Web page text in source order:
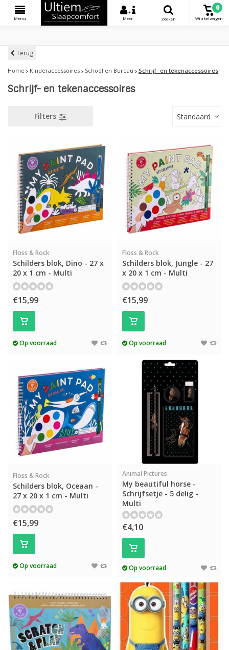
Menu
+
Meer
Zoeken
0
Winkelwagen
Terug
Home Kinderaccessoires School en Bureau Schrijf- en tekenaccessoires
Schrijf- en tekenaccessoires
Filters Standaard
Floss & Rock
Schilders blok, Dino - 27 x
20 x 1 cm - Multi
€15,99
Op voorraad
Floss & Rock
Schilders blok, Jungle - 27
x 20 x 1 cm - Multi
€15,99
Op voorraad
Floss & Rock
Schilders blok, Oceaan -
27 x 20 x 1 cm - Multi
€15,99
Op voorraad
Animal Pictures
My beautiful horse -
Schrijfsetje - 5 delig -
Multi
€4,10
Op voorraad